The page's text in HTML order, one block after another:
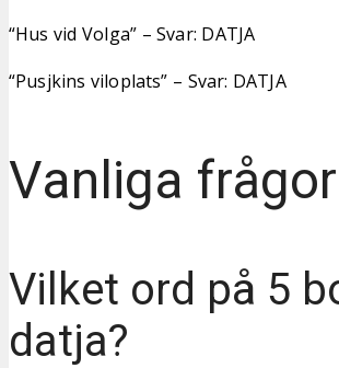
“Hus vid Volga” – Svar: DATJA
“Pusjkins viloplats” – Svar: DATJA
Vanliga
Vilket ord på 5
datja?